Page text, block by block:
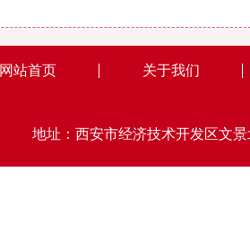
网站首页 关于我们
地址：西安市经济技术开发区文景